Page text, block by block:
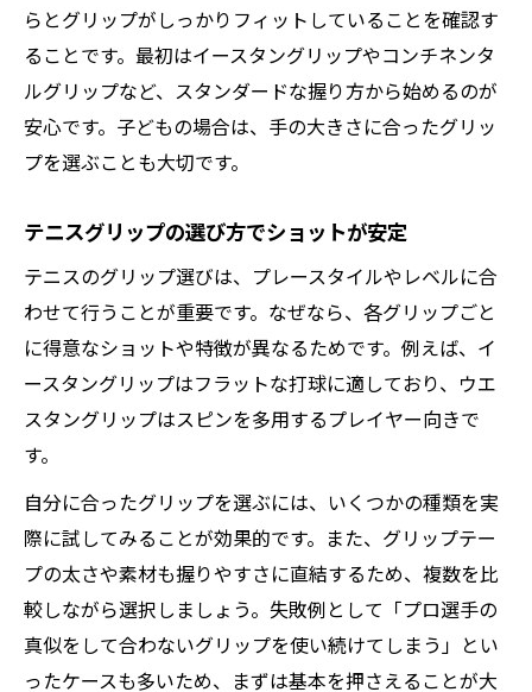
らとグリップがしっかりフィットしていることを確認す
ることです。最初はイースタングリップやコンチネンタ
ルグリップなど、スタンダードな握り方から始めるのが
安心です。子どもの場合は、手の大きさに合ったグリッ
プを選ぶことも大切です。
テニスグリップの選び方でショットが安定
テニスのグリップ選びは、プレースタイルやレベルに合
わせて行うことが重要です。なぜなら、各グリップごと
に得意なショットや特徴が異なるためです。例えば、イ
ースタングリップはフラットな打球に適しており、ウエ
スタングリップはスピンを多用するプレイヤー向きで
す。
自分に合ったグリップを選ぶには、いくつかの種類を実
際に試してみることが効果的です。また、グリップテー
プの太さや素材も握りやすさに直結するため、複数を比
較しながら選択しましょう。失敗例として「プロ選手の
真似をして合わないグリップを使い続けてしまう」とい
ったケースも多いため、まずは基本を押さえることが大